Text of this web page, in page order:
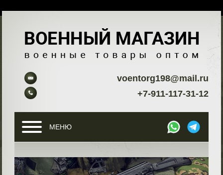
voentorg198@mail.ru
+7-911-117-31-12
МЕНЮ